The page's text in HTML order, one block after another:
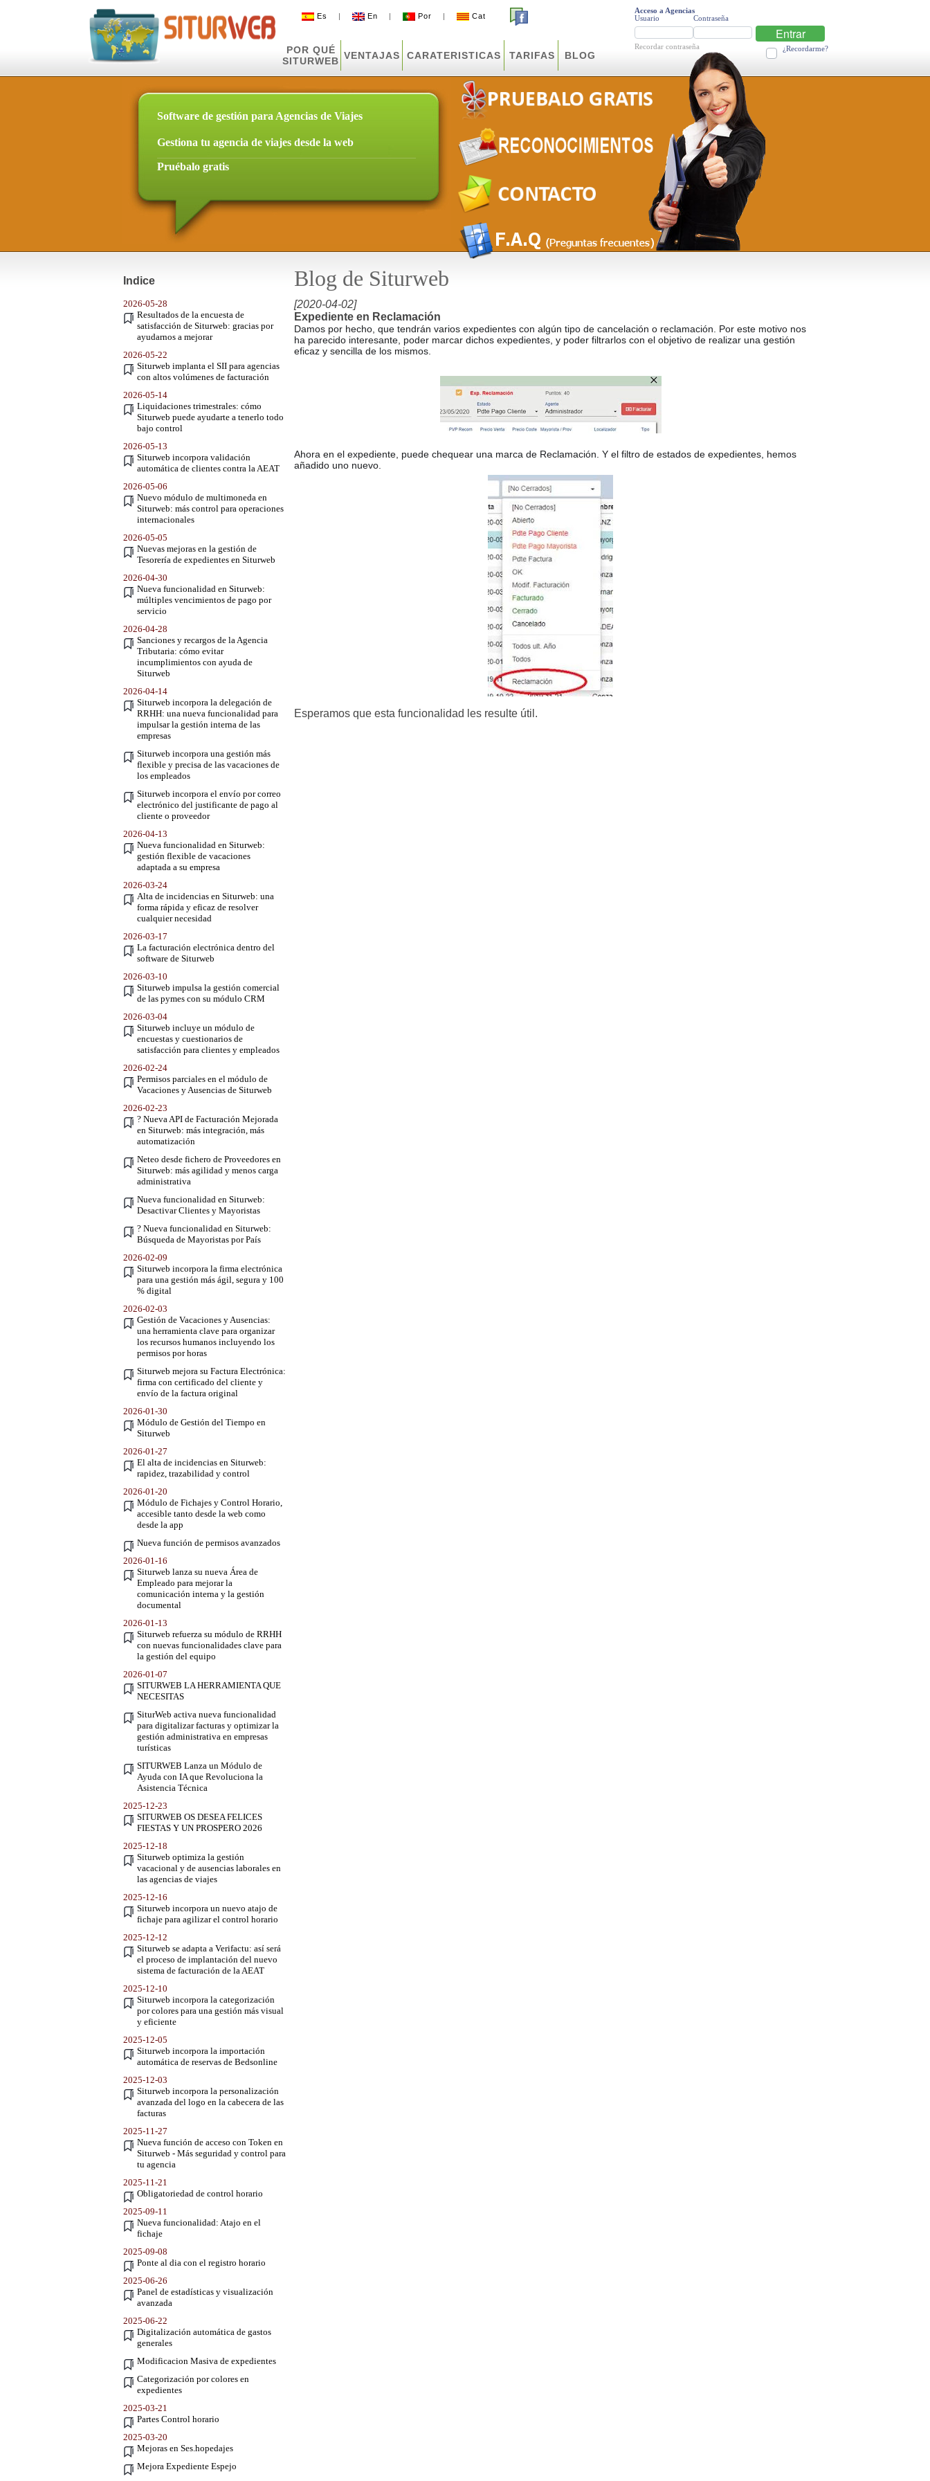
Es | En | Por | Cat
POR QUÉ
SITURWEB VENTAJAS CARATERISTICAS TARIFAS BLOG
Acceso a Agencias
Usuario
Contraseña
Entrar
Recordar contraseña ¿Recordarme?
Software de gestión para Agencias de Viajes
Gestiona tu agencia de viajes desde la web
Pruébalo gratis
Indice Blog de Siturweb
2026-05-28
Resultados de la encuesta de
satisfacción de Siturweb: gracias por
ayudarnos a mejorar
2026-05-22
Siturweb implanta el SII para agencias
con altos volúmenes de facturación
2026-05-14
Liquidaciones trimestrales: cómo
Siturweb puede ayudarte a tenerlo todo
bajo control
2026-05-13
Siturweb incorpora validación
automática de clientes contra la AEAT
2026-05-06
Nuevo módulo de multimoneda en
Siturweb: más control para operaciones
internacionales
2026-05-05
Nuevas mejoras en la gestión de
Tesorería de expedientes en Siturweb
2026-04-30
Nueva funcionalidad en Siturweb:
múltiples vencimientos de pago por
servicio
2026-04-28
Sanciones y recargos de la Agencia
Tributaria: cómo evitar
incumplimientos con ayuda de
Siturweb
2026-04-14
Siturweb incorpora la delegación de
RRHH: una nueva funcionalidad para
impulsar la gestión interna de las
empresas
Siturweb incorpora una gestión más
flexible y precisa de las vacaciones de
los empleados
Siturweb incorpora el envío por correo
electrónico del justificante de pago al
cliente o proveedor
2026-04-13
Nueva funcionalidad en Siturweb:
gestión flexible de vacaciones
adaptada a su empresa
2026-03-24
Alta de incidencias en Siturweb: una
forma rápida y eficaz de resolver
cualquier necesidad
2026-03-17
La facturación electrónica dentro del
software de Siturweb
2026-03-10
Siturweb impulsa la gestión comercial
de las pymes con su módulo CRM
2026-03-04
Siturweb incluye un módulo de
encuestas y cuestionarios de
satisfacción para clientes y empleados
2026-02-24
Permisos parciales en el módulo de
Vacaciones y Ausencias de Siturweb
2026-02-23
? Nueva API de Facturación Mejorada
en Siturweb: más integración, más
automatización
Neteo desde fichero de Proveedores en
Siturweb: más agilidad y menos carga
administrativa
Nueva funcionalidad en Siturweb:
Desactivar Clientes y Mayoristas
? Nueva funcionalidad en Siturweb:
Búsqueda de Mayoristas por País
2026-02-09
Siturweb incorpora la firma electrónica
para una gestión más ágil, segura y 100
% digital
2026-02-03
Gestión de Vacaciones y Ausencias:
una herramienta clave para organizar
los recursos humanos incluyendo los
permisos por horas
Siturweb mejora su Factura Electrónica:
firma con certificado del cliente y
envío de la factura original
2026-01-30
Módulo de Gestión del Tiempo en
Siturweb
2026-01-27
El alta de incidencias en Siturweb:
rapidez, trazabilidad y control
2026-01-20
Módulo de Fichajes y Control Horario,
accesible tanto desde la web como
desde la app
Nueva función de permisos avanzados
2026-01-16
Siturweb lanza su nueva Área de
Empleado para mejorar la
comunicación interna y la gestión
documental
2026-01-13
Siturweb refuerza su módulo de RRHH
con nuevas funcionalidades clave para
la gestión del equipo
2026-01-07
SITURWEB LA HERRAMIENTA QUE
NECESITAS
SiturWeb activa nueva funcionalidad
para digitalizar facturas y optimizar la
gestión administrativa en empresas
turísticas
SITURWEB Lanza un Módulo de
Ayuda con IA que Revoluciona la
Asistencia Técnica
2025-12-23
SITURWEB OS DESEA FELICES
FIESTAS Y UN PROSPERO 2026
2025-12-18
Siturweb optimiza la gestión
vacacional y de ausencias laborales en
las agencias de viajes
2025-12-16
Siturweb incorpora un nuevo atajo de
fichaje para agilizar el control horario
2025-12-12
Siturweb se adapta a Verifactu: así será
el proceso de implantación del nuevo
sistema de facturación de la AEAT
2025-12-10
Siturweb incorpora la categorización
por colores para una gestión más visual
y eficiente
2025-12-05
Siturweb incorpora la importación
automática de reservas de Bedsonline
2025-12-03
Siturweb incorpora la personalización
avanzada del logo en la cabecera de las
facturas
2025-11-27
Nueva función de acceso con Token en
Siturweb - Más seguridad y control para
tu agencia
2025-11-21
Obligatoriedad de control horario
2025-09-11
Nueva funcionalidad: Atajo en el
fichaje
2025-09-08
Ponte al dia con el registro horario
2025-06-26
Panel de estadísticas y visualización
avanzada
2025-06-22
Digitalización automática de gastos
generales
Modificacion Masiva de expedientes
Categorización por colores en
expedientes
2025-03-21
Partes Control horario
2025-03-20
Mejoras en Ses.hopedajes
Mejora Expediente Espejo
[2020-04-02]
Expediente en Reclamación
Damos por hecho, que tendrán varios expedientes con algún tipo de cancelación o reclamación. Por este motivo nos
ha parecido interesante, poder marcar dichos expedientes, y poder filtrarlos con el objetivo de realizar una gestión
eficaz y sencilla de los mismos.
Ahora en el expediente, puede chequear una marca de Reclamación. Y el filtro de estados de expedientes, hemos
añadido uno nuevo.
Esperamos que esta funcionalidad les resulte útil.